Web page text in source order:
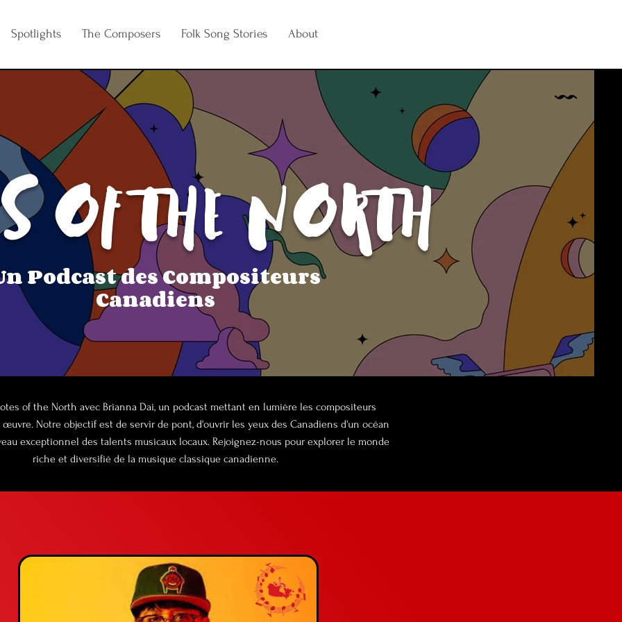
Spotlights The Composers Folk Song Stories About
Podcast des Compositeurs
Canadiens
OF THE NORTH
ÉCOUTE MAINTENANT
of the North avec Brianna Dai, un podcast mettant en lumière les compositeurs
Notre objectif est de servir de pont, d'ouvrir les yeux des Canadiens d'un océan
exceptionnel des talents musicaux locaux. Rejoignez-nous pour explorer le monde
riche et diversifié de la musique classique canadienne.